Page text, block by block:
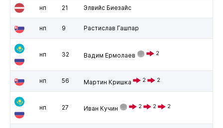
нп 21 Элвийс Биезайс
нп 9 Растислав Гашпар
нп 32 Вадим Ермолаев 2
нп 56 Мартин Кришка 2 2
нп 27 Иван Кучин 2 2 2